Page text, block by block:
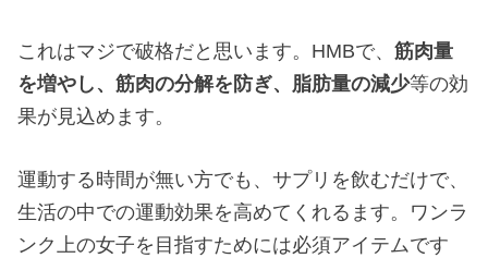
これはマジで破格だと思います。HMBで、筋肉量
を増やし、筋肉の分解を防ぎ、 脂肪量の減少等の効
果が見込めます。
運動する時間が無い方でも、サプリを飲むだけで、
生活の中での運動効果を高めてくれるます。ワンラ
ンク上の女子を目指すためには必須アイテムです